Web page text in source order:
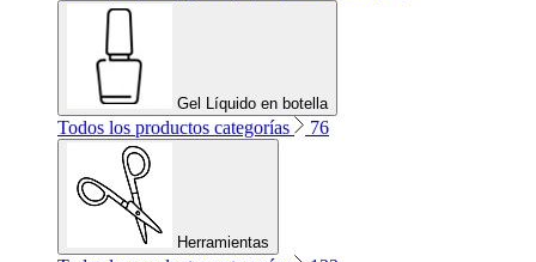
Gel Líquido en botella
Todos los productos categorías 76
Herramientas